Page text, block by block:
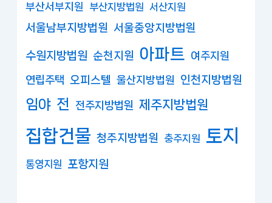
부산서부지원 부산지방법원 서산지원
서울남부지방법원 서울중앙지방법원
수원지방법원 순천지원 아파트 여주지원
연립주택 오피스텔 울산지방법원 인천지방법원
임야 전 전주지방법원 제주지방법원
집합건물 청주지방법원 충주지원 토지
통영지원 포항지원